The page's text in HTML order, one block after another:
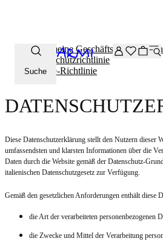
Zusätzliche -20 % Rabatt auf die
Suche
Allgemeine Geschäftsbedingungen
Datenschutzrichtlinie
Cookie-Richtlinie
Diese Datenschutzerklärung stellt den Nutzern dieser
umfassendsten und klarsten Informationen über die
Daten durch die Website gemäß der Datenschutz-
italienischen Datenschutzgesetz zur Verfügung.
Gemäß den gesetzlichen Anforderungen enthält diese
die Art der verarbeiteten personenbezogenen
die Zwecke und Mittel der Verarbeitung